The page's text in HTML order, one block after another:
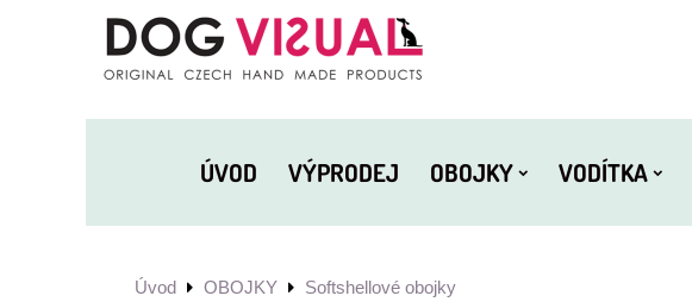
ÚVOD VÝPRODEJ OBOJKY VODÍTKA
Úvod OBOJKY Softshellové obojky